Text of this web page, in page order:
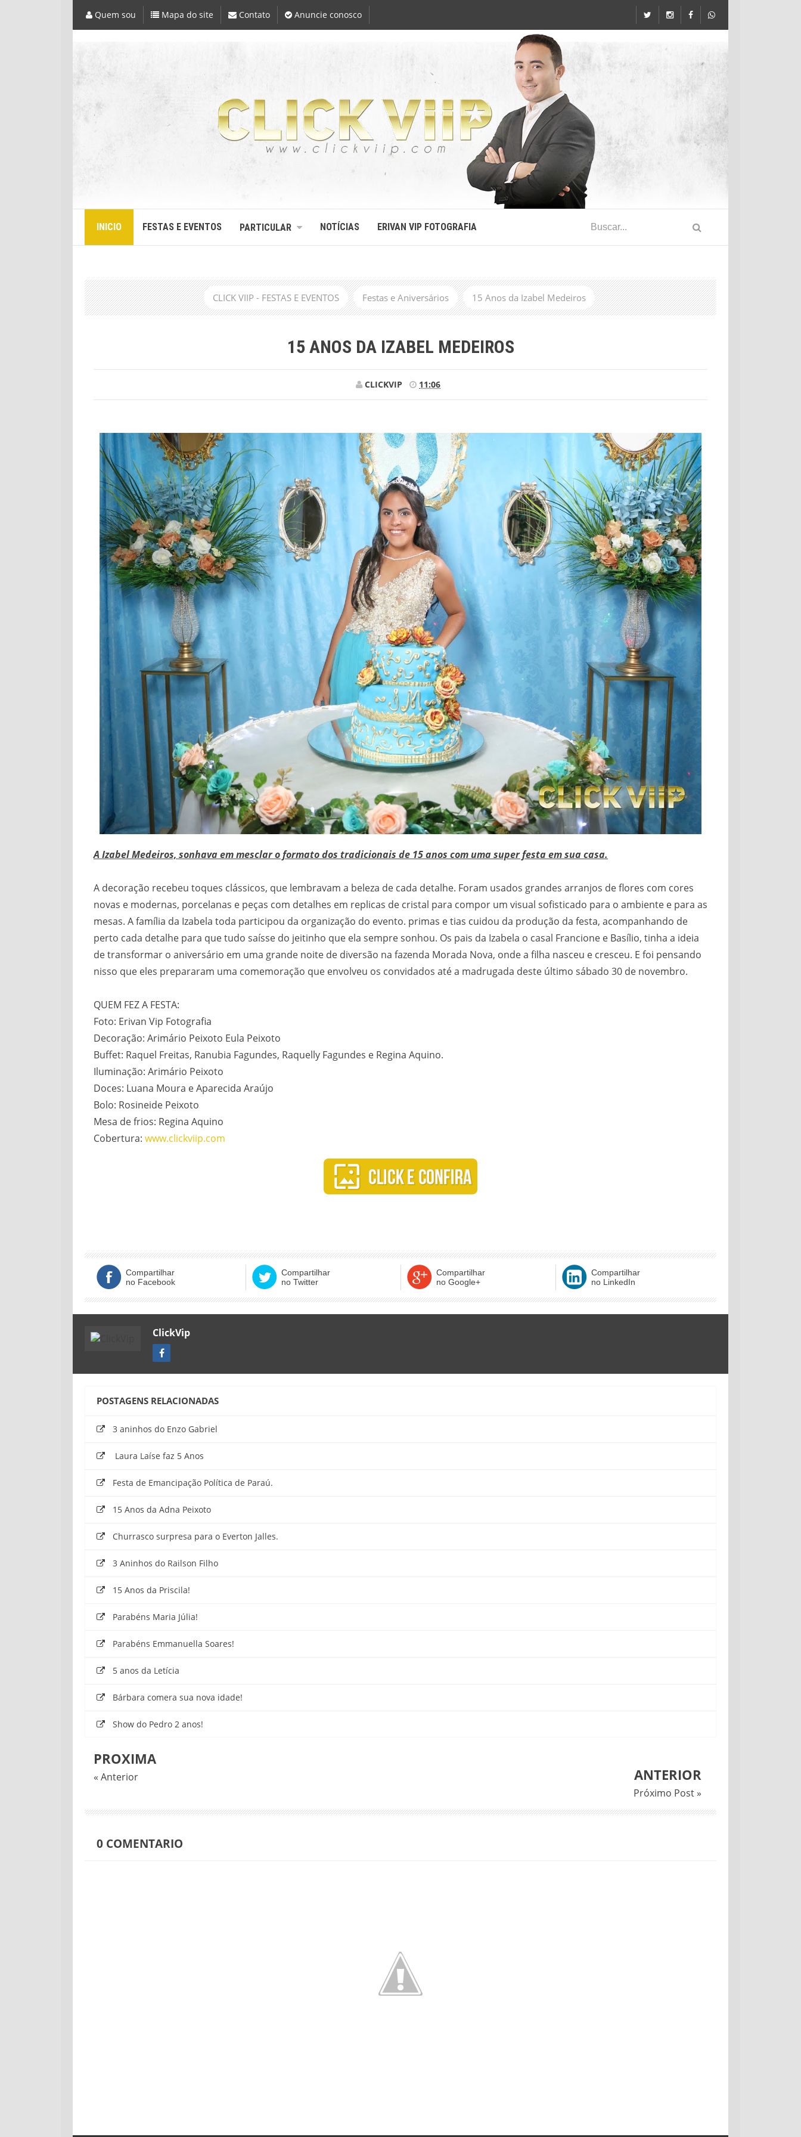
Quem sou Mapa do site Contato Anuncie conosco
INICIO FESTAS E EVENTOS PARTICULAR NOTÍCIAS ERIVAN VIP FOTOGRAFIA
CLICK VIIP - FESTAS E EVENTOS Festas e Aniversários 15 Anos da Izabel Medeiros
15 ANOS DA IZABEL MEDEIROS
CLICKVIP 11:06
A Izabel Medeiros, sonhava em mesclar o formato dos tradicionais de 15 anos com uma super festa em sua casa.
A decoração recebeu toques clássicos, que lembravam a beleza de cada detalhe. Foram usados grandes arranjos de flores com cores
novas e modernas, porcelanas e peças com detalhes em replicas de cristal para compor um visual sofisticado para o ambiente e para as
mesas. A família da Izabela toda participou da organização do evento. primas e tias cuidou da produção da festa, acompanhando de
perto cada detalhe para que tudo saísse do jeitinho que ela sempre sonhou. Os pais da Izabela o casal Francione e Basílio, tinha a ideia
de transformar o aniversário em uma grande noite de diversão na fazenda Morada Nova, onde a filha nasceu e cresceu. E foi pensando
nisso que eles prepararam uma comemoração que envolveu os convidados até a madrugada deste último sábado 30 de novembro.
QUEM FEZ A FESTA:
Foto: Erivan Vip Fotografia
Decoração: Arimário Peixoto Eula Peixoto
Buffet: Raquel Freitas, Ranubia Fagundes, Raquelly Fagundes e Regina Aquino.
Iluminação: Arimário Peixoto
Doces: Luana Moura e Aparecida Araújo
Bolo: Rosineide Peixoto
Mesa de frios: Regina Aquino
Cobertura: www.clickviip.com
Compartilhar
no Facebook
Compartilhar
no Twitter
Compartilhar
no Google+
Compartilhar
no LinkedIn
ClickVip
POSTAGENS RELACIONADAS
3 aninhos do Enzo Gabriel
Laura Laíse faz 5 Anos
Festa de Emancipação Política de Paraú.
15 Anos da Adna Peixoto
Churrasco surpresa para o Everton Jalles.
3 Aninhos do Railson Filho
15 Anos da Priscila!
Parabéns Maria Júlia!
Parabéns Emmanuella Soares!
5 anos da Letícia
Bárbara comera sua nova idade!
Show do Pedro 2 anos!
PROXIMA
« Anterior ANTERIOR
Próximo Post »
0 COMENTARIO